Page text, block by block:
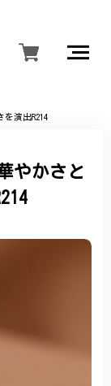
演出R214
やかさと